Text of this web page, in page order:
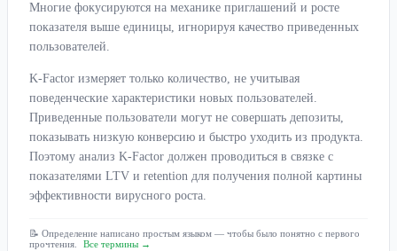
Многие фокусируются на механике приглашений и росте
показателя выше единицы, игнорируя качество приведенных
пользователей.
K-Factor измеряет только количество, не учитывая
поведенческие характеристики новых пользователей.
Приведенные пользователи могут не совершать депозиты,
показывать низкую конверсию и быстро уходить из продукта.
Поэтому анализ K-Factor должен проводиться в связке с
показателями LTV и retention для получения полной картины
эффективности вирусного роста.
📝 Определение написано простым языком — чтобы было понятно с первого
прочтения.
Все термины →